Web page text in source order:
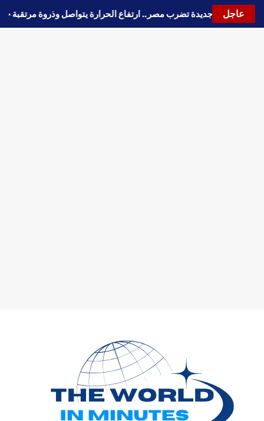
عاجل
🔵موجة حارة جديدة تضرب مصر.. ارتفاع الحرارة يتواصل وذروة